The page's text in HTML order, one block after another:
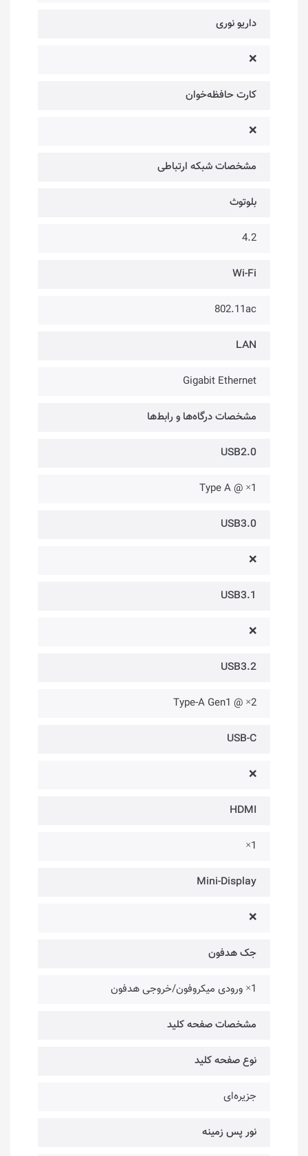
داریو نوری
❌
کارت حافظه‌خوان
❌
مشخصات شبکه ارتباطی
بلوتوث
4.2
Wi-Fi
802.11ac
LAN
Gigabit Ethernet
مشخصات درگاه‌ها و رابط‌ها
USB2.0
1× @ Type A
USB3.0
❌
USB3.1
❌
USB3.2
2× @ Type-A Gen1
USB-C
❌
HDMI
1×
Mini-Display
❌
جک هدفون
1× ورودی میکروفون/خروجی هدفون
مشخصات صفحه کلید
نوع صفحه کلید
جزیره‌ای
نور پس زمینه